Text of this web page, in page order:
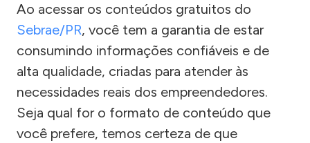
Ao acessar os conteúdos gratuitos do
Sebrae/PR, você tem a garantia de estar
consumindo informações confiáveis e de
alta qualidade, criadas para atender às
necessidades reais dos empreendedores.
Seja qual for o formato de conteúdo que
você prefere, temos certeza de que